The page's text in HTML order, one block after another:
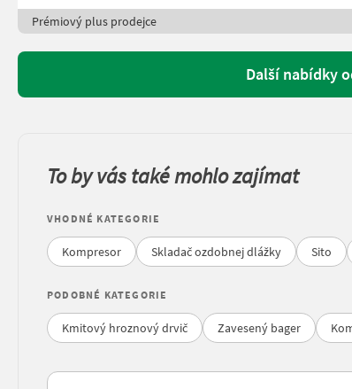
Prémiový plus prodejce
Další nabídky
To by vás také mohlo zajímat
VHODNÉ KATEGORIE
Kompresor Skladač ozdobnej dlážky Sito
PODOBNÉ KATEGORIE
Kmitový hroznový drvič Zavesený bager